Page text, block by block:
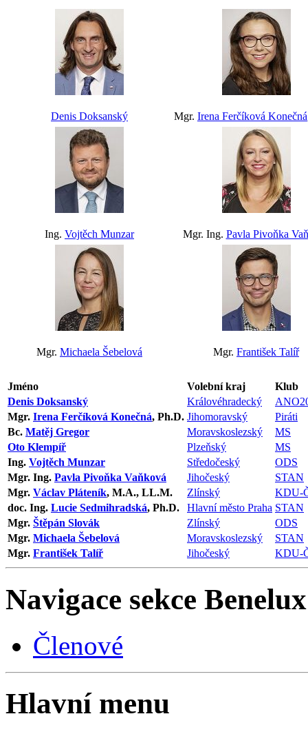
Denis Doksanský Mgr. Irena Ferčíková Konečná
Ing. Vojtěch Munzar Mgr. Ing. Pavla Pivoňka
Mgr. Michaela Šebelová Mgr. František Talíř
Jméno Volební kraj
Klub
Denis Doksanský
Královéhradecký
Mgr. Irena Ferčíková Konečná, Ph.D. Jihomoravský
Piráti
Bc. Matěj Gregor Moravskoslezský
MS
Oto Klempíř
Plzeňský
MS
Ing. Vojtěch Munzar Středočeský
ODS
Mgr. Ing. Pavla Pivoňka Vaňková Jihočeský
STAN
Mgr. Václav Pláteník, M.A., LL.M. Zlínský
KDU-
doc. Ing. Lucie Sedmihradská, Ph.D. Hlavní město Praha STAN
Mgr. Štěpán Slovák Zlínský
ODS
Mgr. Michaela Šebelová Moravskoslezský
STAN
Mgr. František Talíř Jihočeský KDU-
Navigace sekce Benelux
Členové
Hlavní menu